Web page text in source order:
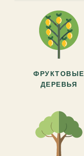
ФРУКТОВЫЕ
ДЕРЕВЬЯ